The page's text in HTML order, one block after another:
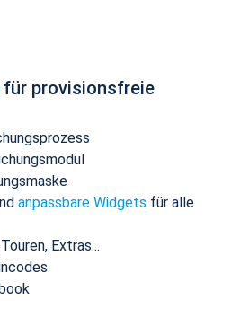
für provisionsfreie
anpassbare Widgets für alle
Extras...